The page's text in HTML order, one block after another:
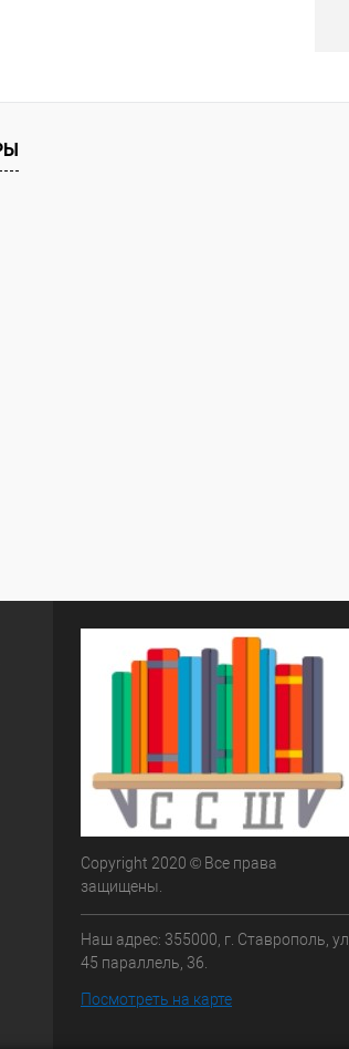
Copyright 2020 © Все права
защищены.
Наш адрес: 355000, г. Ставрополь, ул
45 параллель, 36.
Посмотреть на карте